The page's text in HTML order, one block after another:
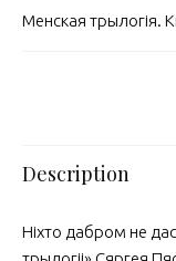
Менская трылогія.
Description
Ніхто дабром не